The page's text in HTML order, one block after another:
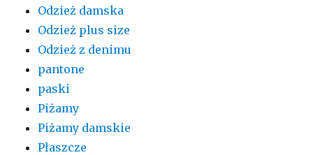
Odzież damska
Odzież plus size
Odzież z denimu
pantone
paski
Piżamy
Piżamy damskie
Płaszcze